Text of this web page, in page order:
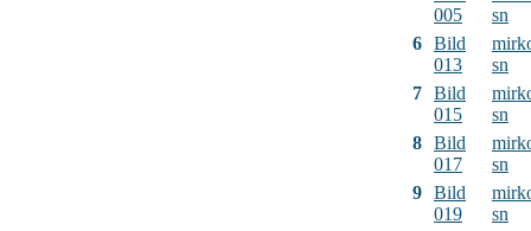
005
sn
6 Bild
013
sn
7 Bild
015
sn
8 Bild
017
sn
9 Bild
019
sn